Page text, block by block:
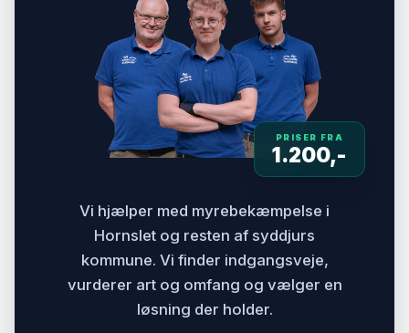
PRISER FRA
1.200,-
Vi hjælper med myrebekæmpelse i
Hornslet og resten af syddjurs
kommune. Vi finder indgangsveje,
vurderer art og omfang og vælger en
løsning der holder.